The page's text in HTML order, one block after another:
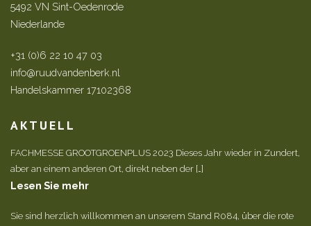
5492 VN Sint-Oedenrode
Niederlande
+31 (0)6 22 10 47 03
info@ruudvandenberk.nl
Handelskammer 17102368
AKTUELL
FACHMESSE GROOTGROENPLUS 2023 Dieses Jahr wieder in Zundert,
aber an einem anderen Ort, direkt neben der […]
Lesen Sie mehr
Sie sind herzlich willkommen an unserem Stand R084, über die rote